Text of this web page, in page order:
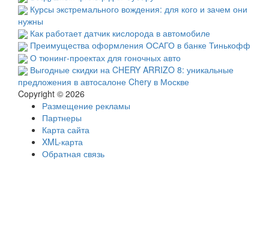
Курсы экстремального вождения: для кого и зачем они
нужны
Как работает датчик кислорода в автомобиле
Преимущества оформления ОСАГО в банке Тинькофф
О тюнинг-проектах для гоночных авто
Выгодные скидки на CHERY ARRIZO 8: уникальные
предложения в автосалоне Chery в Москве
Copyright © 2026
Размещение рекламы
Партнеры
Карта сайта
XML-карта
Обратная связь